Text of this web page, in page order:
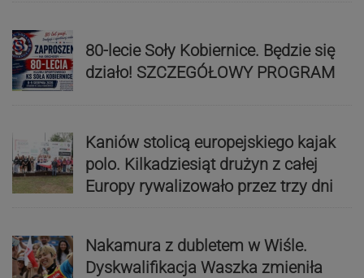
80-lecie Soły Kobiernice. Będzie się
działo! SZCZEGÓŁOWY PROGRAM
Kaniów stolicą europejskiego kajak
polo. Kilkadziesiąt drużyn z całej
Europy rywalizowało przez trzy dni
Nakamura z dubletem w Wiśle.
Dyskwalifikacja Waszka zmieniła